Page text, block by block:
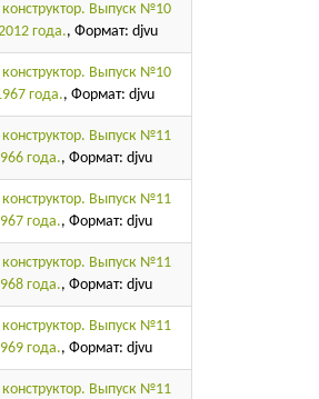
Выпуск №10
года., Формат: djvu
Выпуск №10
года., Формат: djvu
Выпуск №11
года., Формат: djvu
Выпуск №11
года., Формат: djvu
Выпуск №11
года., Формат: djvu
Выпуск №11
года., Формат: djvu
Выпуск №11